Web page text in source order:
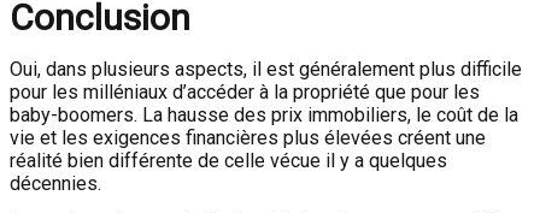
Conclusion
Oui, dans plusieurs aspects, il est généralement plus difficile
pour les milléniaux d’accéder à la propriété que pour les
baby-boomers. La hausse des prix immobiliers, le coût de la
vie et les exigences financières plus élevées créent une
réalité bien différente de celle vécue il y a quelques
décennies.